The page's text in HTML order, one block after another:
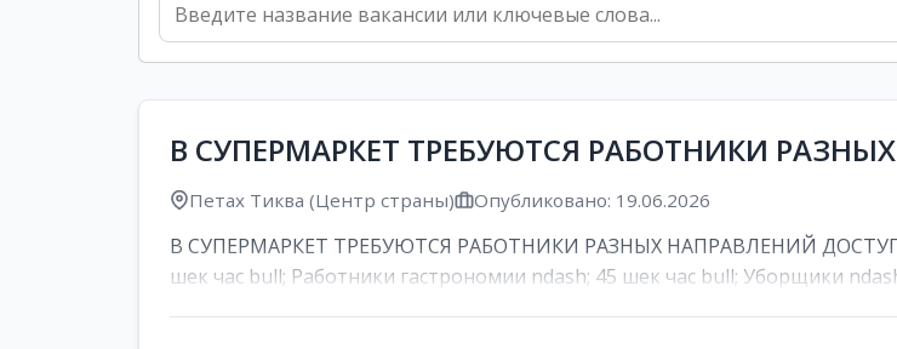
В СУПЕРМАРКЕТ ТРЕБУЮТСЯ РАБОТНИКИ
Петах Тиква (Центр страны) Опубликовано: 19.06.2026
В СУПЕРМАРКЕТ ТРЕБУЮТСЯ РАБОТНИКИ РАЗНЫХ НАПРАВЛЕНИЙ
шек час bull; Работники гастрономии ndash; 45 шек час bull; Уборщики